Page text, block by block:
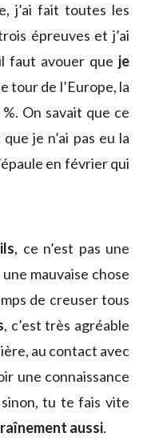
j’ai fait toutes les
épreuves et j’ai
faut avouer que je
tour de l’Europe, la
On savait que ce
je n’ai pas eu la
en février qui
, ce n’est pas une
mauvaise chose
de creuser tous
, c’est très agréable
au contact avec
une connaissance
tu te fais vite
aussi.